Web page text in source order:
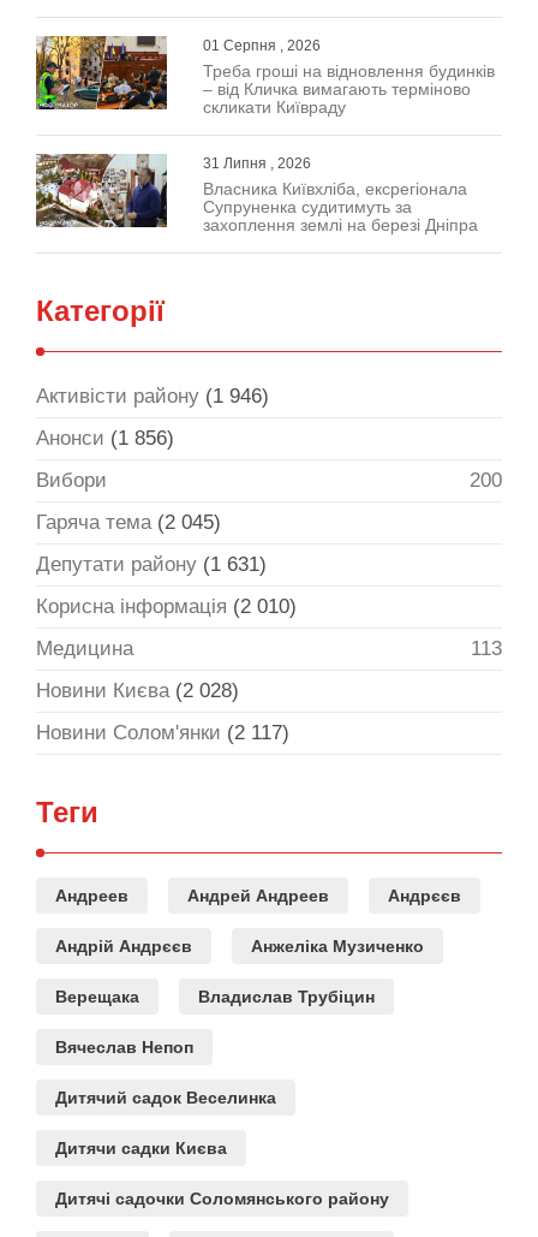
01 Серпня , 2026
Треба гроші на відновлення будинків
– від Кличка вимагають терміново
скликати Київраду
31 Липня , 2026
Власника Київхліба, ексрегіонала
Супруненка судитимуть за
захоплення землі на березі Дніпра
Категорії
Активісти району (1 946)
Анонси (1 856)
Вибори
200
Гаряча тема (2 045)
Депутати району (1 631)
Корисна інформація (2 010)
Медицина
113
Новини Києва (2 028)
Новини Солом'янки (2 117)
Теги
Андреев Андрей Андреев Андрєєв
Андрій Андрєєв Анжеліка Музиченко
Верещака Владислав Трубіцин
Вячеслав Непоп
Дитячий садок Веселинка
Дитячи садки Києва
Дитячі садочки Соломянського району